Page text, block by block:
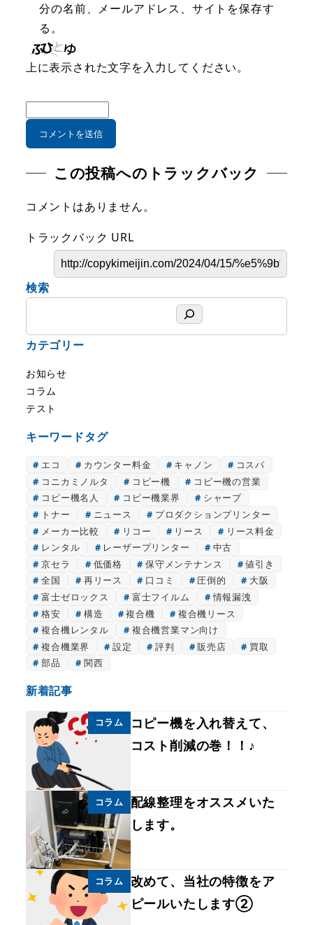
分の名前、メールアドレス、サイトを保存す
る。
上に表示された文字を入力してください。
この投稿へのトラックバック
コメントはありません。
トラックバック URL
検索
カテゴリー
お知らせ
コラム
テスト
キーワードタグ
エコ カウンター料金 キャノン
コスパ
コニカミノルタ
コピー機
コピー機の営業
コピー機名人
コピー機業界
シャープ
トナー
ニュース
プロダクションプリンター
メーカー比較
リコー リース
リース料金
レンタル
レーザープリンター
中古
京セラ
低価格 保守メンテナンス
値引き
全国
再リース 口コミ 圧倒的
大阪
富士ゼロックス
富士フイルム
情報漏洩
格安
構造 複合機
複合機リース
複合機レンタル
複合機営業マン向け
複合機業界
設定 評判 販売店
買取
部品
関西
新着記事
コラム
コピー機を入れ替えて、
コスト削減の巻！！♪
コラム
配線整理をオススメいた
します。
コラム
改めて、当社の特徴をア
ピールいたします②